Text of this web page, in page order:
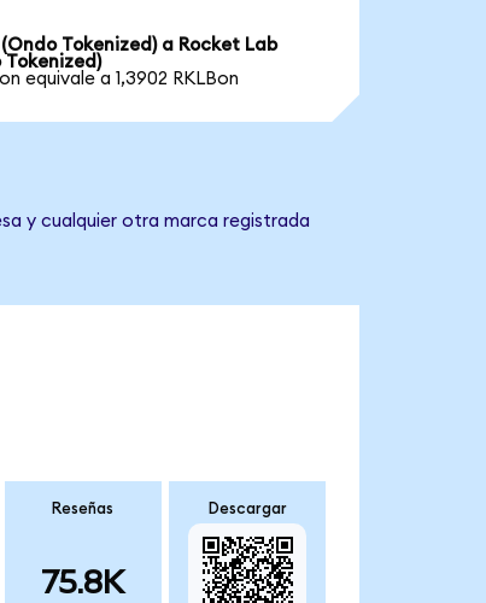
(Ondo Tokenized) a Rocket Lab
Tokenized)
equivale a 1,3902 RKLBon
y cualquier otra marca registrada
Reseñas
75.8K
Descargar